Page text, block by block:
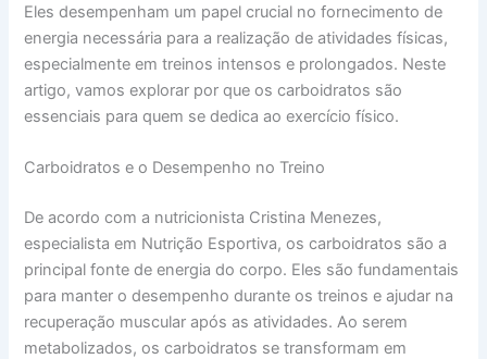
Eles desempenham um papel crucial no fornecimento de
energia necessária para a realização de atividades físicas,
especialmente em treinos intensos e prolongados. Neste
artigo, vamos explorar por que os carboidratos são
essenciais para quem se dedica ao exercício físico.
Carboidratos e o Desempenho no Treino
De acordo com a nutricionista Cristina Menezes,
especialista em Nutrição Esportiva, os carboidratos são a
principal fonte de energia do corpo. Eles são fundamentais
para manter o desempenho durante os treinos e ajudar na
recuperação muscular após as atividades. Ao serem
metabolizados, os carboidratos se transformam em